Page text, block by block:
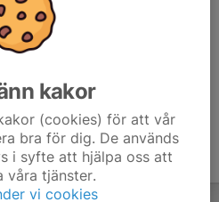
kakor
(cookies) för att vår
bra för dig. De används
i syfte att hjälpa oss att
våra tjänster.
vi cookies